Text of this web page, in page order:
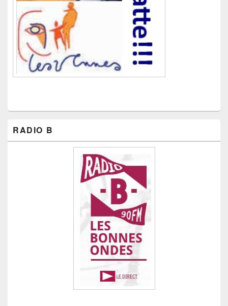
RADIO B